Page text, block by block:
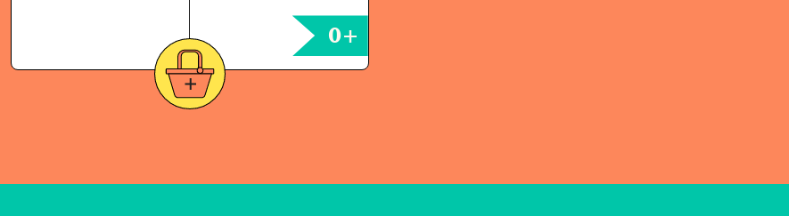
0+